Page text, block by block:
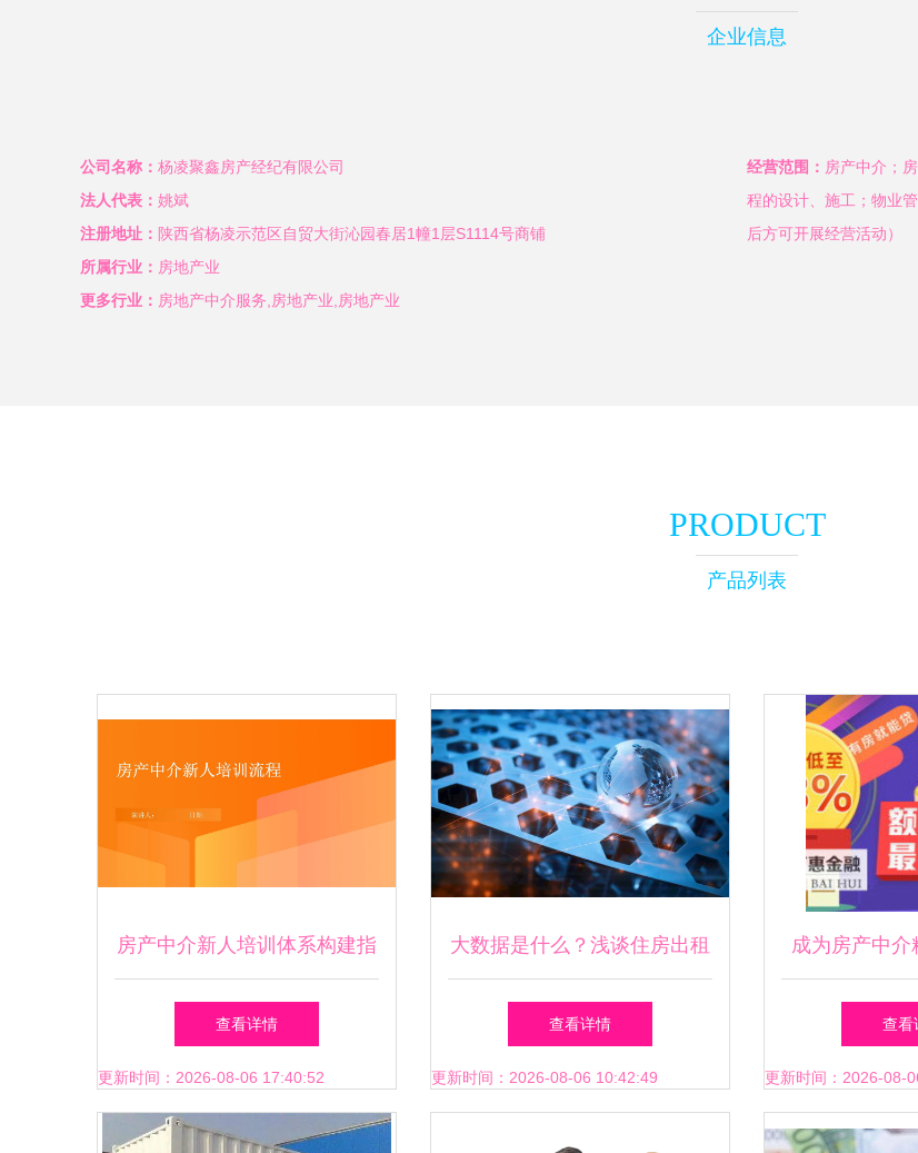
企业信息
公司名称： 杨凌聚鑫房产经纪有限公司
法人代表： 姚斌
注册地址： 陕西省杨凌示范区自贸大街沁园春居1幢1层S1114号商铺
所属行业： 房地产业
更多行业： 房地产中介服务,房地产业,房地产业
经营范围： 房产中介；
程的设计、施工；物业
后方可开展经营活动）
PRODUCT
产品列表
房产中介新人培训体系构建指
南
查看详情
更新时间：2026-08-06 17:40:52
大数据是什么？浅谈住房出租
中介如何精准获客，以下几点
了解下
查看详情
更新时间：2026-08-06 10:42:49
成为房产中介
精通的
查看
更新时间：2026-08-